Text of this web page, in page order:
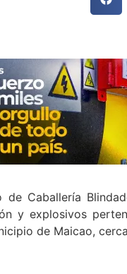
de Caballería
y explosivos
de Maicao,